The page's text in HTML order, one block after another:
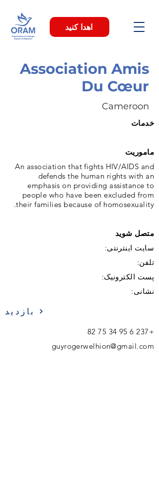
اهدا کنید
Association Amis
Du Cœur
Cameroon
خدمات
ماموریت
An association that fights HIV/AIDS and
defends the human rights with an
emphasis on providing assistance to
people who have been excluded from
their families because of homosexuality.
متصل شوید
سایت اینترنتی:
تلفن:
پست الکترونیک:
نشانی:
بازدید
+237 6 95 34 75 82
guyrogerwelhion@gmail.com